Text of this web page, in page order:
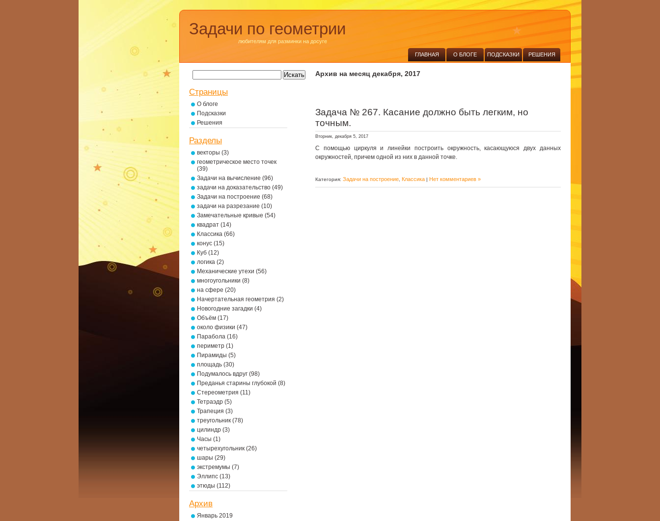
Задачи по геометрии
любителям для разминки на досуге
ГЛАВНАЯ О БЛОГЕ ПОДСКАЗКИ РЕШЕНИЯ
Архив на месяц декабря, 2017
Задача № 267. Касание должно быть легким, но
точным.
Вторник, декабря 5, 2017
С помощью циркуля и линейки построить окружность, касающуюся двух данных
окружностей, причем одной из них в данной точке.
Категория: Задачи на построение Классика | Нет комментариев »
Страницы
О блоге
Подсказки
Решения
Разделы
векторы (3)
геометрическое место точек
(39)
Задачи на вычисление (96)
задачи на доказательство (49)
Задачи на построение (68)
задачи на разрезание (10)
Замечательные кривые (54)
квадрат (14)
Классика (66)
конус (15)
Куб (12)
логика (2)
Механические утехи (56)
многоугольники (8)
на сфере (20)
Начертательная геометрия (2)
Новогодние загадки (4)
Объём (17)
около физики (47)
Парабола (16)
периметр (1)
Пирамиды (5)
площадь (30)
Подумалось вдруг (98)
Преданья старины глубокой (8)
Стереометрия (11)
Тетраэдр (5)
Трапеция (3)
треугольник (78)
цилиндр (3)
Часы (1)
четырехугольник (26)
шары (29)
экстремумы (7)
Эллипс (13)
этюды (112)
Архив
Январь 2019